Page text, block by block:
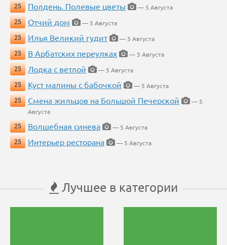
25
Полдень. Полевые цветы
— 5 Августа
25
Отчий дом
— 5 Августа
25
Илья Великий гудит
— 5 Августа
25
В Арбатских переулках
— 5 Августа
25
Лодка с ветлой
— 5 Августа
25
Куст малины с бабочкой
— 5 Августа
25
Смена жильцов на Большой Печерской
— 5
Августа
25
Волшебная синева
— 5 Августа
25
Интерьер ресторана — 5 Августа
Лучшее в категории